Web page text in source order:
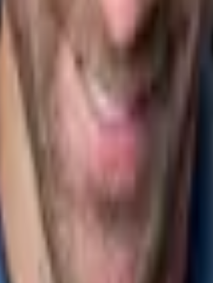
de cashback la toate